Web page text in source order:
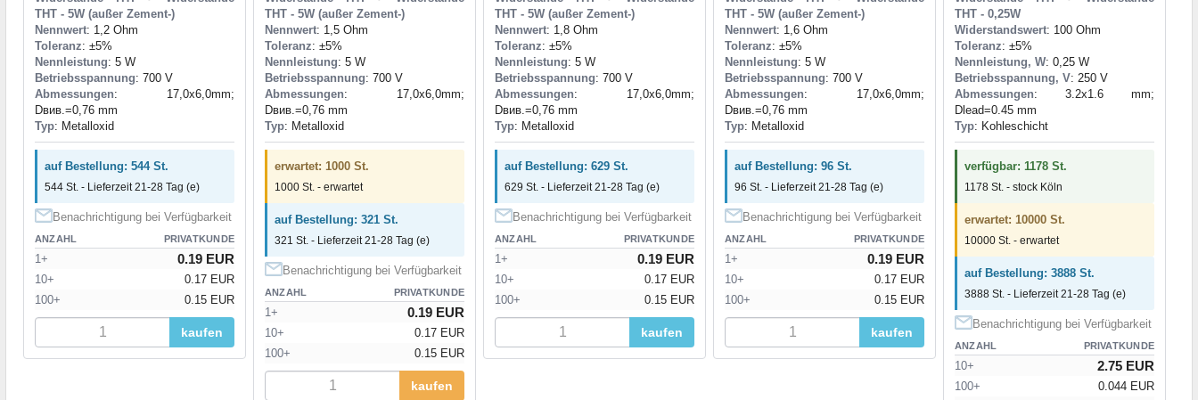
THT - 5W (außer Zement-)
Nennwert: 1,2 Ohm
Toleranz: ±5%
Nennleistung: 5 W
Betriebsspannung: 700 V
Abmessungen: 17,0x6,0mm;
Dвив.=0,76 mm
Typ: Metalloxid
auf Bestellung: 544 St.
544 St. - Lieferzeit 21-28 Tag (e)
Benachrichtigung bei Verfügbarkeit
ANZAHL PRIVATKUNDE
1+ 0.19 EUR
10+
0.17 EUR
100+
0.15 EUR
kaufen
THT - 5W (außer Zement-)
Nennwert: 1,5 Ohm
Toleranz: ±5%
Nennleistung: 5 W
Betriebsspannung: 700 V
Abmessungen: 17,0x6,0mm;
Dвив.=0,76 mm
Typ: Metalloxid
erwartet: 1000 St.
1000 St. - erwartet
auf Bestellung: 321 St.
321 St. - Lieferzeit 21-28 Tag (e)
Benachrichtigung bei Verfügbarkeit
ANZAHL PRIVATKUNDE
1+ 0.19 EUR
10+
0.17 EUR
100+
0.15 EUR
kaufen
THT - 5W (außer Zement-)
Nennwert: 1,8 Ohm
Toleranz: ±5%
Nennleistung: 5 W
Betriebsspannung: 700 V
Abmessungen: 17,0x6,0mm;
Dвив.=0,76 mm
Typ: Metalloxid
auf Bestellung: 629 St.
629 St. - Lieferzeit 21-28 Tag (e)
Benachrichtigung bei Verfügbarkeit
ANZAHL PRIVATKUNDE
1+ 0.19 EUR
10+
0.17 EUR
100+
0.15 EUR
kaufen
THT - 5W (außer Zement-)
Nennwert: 1,6 Ohm
Toleranz: ±5%
Nennleistung: 5 W
Betriebsspannung: 700 V
Abmessungen: 17,0x6,0mm;
Dвив.=0,76 mm
Typ: Metalloxid
auf Bestellung: 96 St.
96 St. - Lieferzeit 21-28 Tag (e)
Benachrichtigung bei Verfügbarkeit
ANZAHL PRIVATKUNDE
1+ 0.19 EUR
10+
0.17 EUR
100+
0.15 EUR
kaufen
THT - 0,25W
Widerstandswert: 100 Ohm
Toleranz: ±5%
Nennleistung, W: 0,25 W
Betriebsspannung, V: 250 V
Abmessungen: 3.2x1.6 mm;
Dlead=0.45 mm
Typ: Kohleschicht
verfügbar: 1178 St.
1178 St. - stock Köln
erwartet: 10000 St.
10000 St. - erwartet
auf Bestellung: 3888 St.
3888 St. - Lieferzeit 21-28 Tag (e)
Benachrichtigung bei Verfügbarkeit
ANZAHL PRIVATKUNDE
10+ 2.75 EUR
100+
0.044 EUR